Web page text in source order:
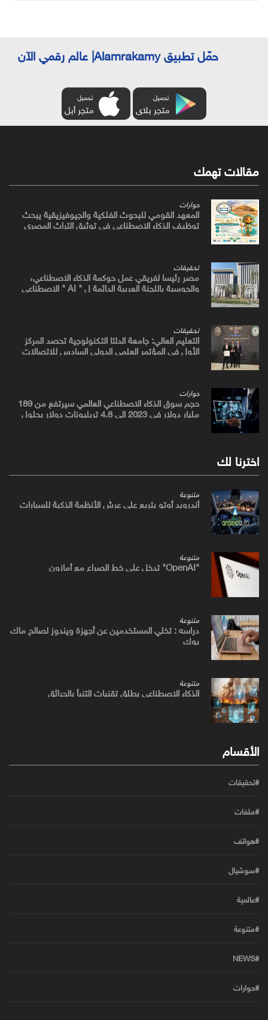
حمّل تطبيق Alamrakamy| عالم رقمي الآن
تحميل
متجر بلاى
تحميل
متجر أبل
مقالات تهمك
حوارات
المعهد القومي للبحوث الفلكية والجيوفيزيقية يبحث
توظيف الذكاء الاصطناعي في توثيق التراث المصري
تحقيقات
مصر رئيسا لفريقي عمل حوكمة الذكاء الاصطناعي،
والحوسبة باللجنة العربية الدائمة ل " AI " الاصطناعي
تحقيقات
التعليم العالي: جامعة الدلتا التكنولوجية تحصد المركز
الأول في المؤتمر العلمي الدولي السادس للاتصالات
حوارات
حجم سوق الذكاء الاصطناعي العالمي سيرتفع من 189
مليار دولار في 2023 إلى 4.8 تريليونات دولار بحلول
اخترنا لك
متنوعة
أندرويد أوتو يتربع علي عرش الأنظمة الذكية للسيارات
متنوعة
"OpenAI" تدخل علي خط الصراع مع أمازون
متنوعة
دراسه : تخلي المستخدمين عن أجهزة ويندوز لصالح ماك
بوك
متنوعة
الذكاء الاصطناعي يطلق تقنيات التنبأ بالحرائق
الأقسام
#تحقيقات
#ملفات
#هواتف
#سوشيال
#عالمية
#متنوعة
#NEWS
#حوارات